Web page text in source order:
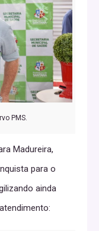
PMS.
Madureira,
para o
ainda